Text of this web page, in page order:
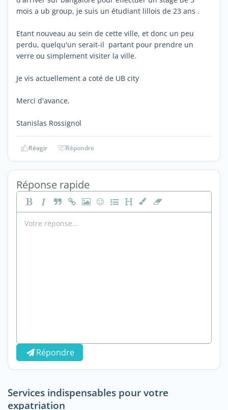
mois a ub group, je suis un étudiant lillois de 23 ans .
Etant nouveau au sein de cette ville, et donc un peu
perdu, quelqu'un serait-il partant pour prendre un
verre ou simplement visiter la ville.
Je vis actuellement a coté de UB city
Merci d'avance,
Stanislas Rossignol
Réagir Répondre
Réponse rapide
Répondre
Services indispensables pour votre
expatriation